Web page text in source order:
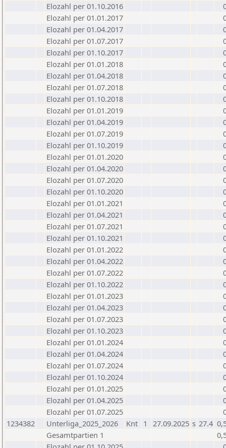
Elozahl per 01.10.2016
Elozahl per 01.01.2017
Elozahl per 01.04.2017
Elozahl per 01.07.2017
Elozahl per 01.10.2017
Elozahl per 01.01.2018
Elozahl per 01.04.2018
Elozahl per 01.07.2018
Elozahl per 01.10.2018
Elozahl per 01.01.2019
Elozahl per 01.04.2019
Elozahl per 01.07.2019
Elozahl per 01.10.2019
Elozahl per 01.01.2020
Elozahl per 01.04.2020
Elozahl per 01.07.2020
Elozahl per 01.10.2020
Elozahl per 01.01.2021
Elozahl per 01.04.2021
Elozahl per 01.07.2021
Elozahl per 01.10.2021
Elozahl per 01.01.2022
Elozahl per 01.04.2022
Elozahl per 01.07.2022
Elozahl per 01.10.2022
Elozahl per 01.01.2023
Elozahl per 01.04.2023
Elozahl per 01.07.2023
Elozahl per 01.10.2023
Elozahl per 01.01.2024
Elozahl per 01.04.2024
Elozahl per 01.07.2024
Elozahl per 01.10.2024
Elozahl per 01.01.2025
Elozahl per 01.04.2025
Elozahl per 01.07.2025
1234382
Unterliga_2025_2026 Knt 1 27.09.2025 s 27.4
Gesamtpartien 1